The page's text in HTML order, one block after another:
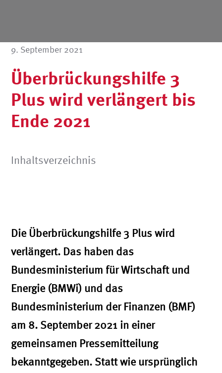
9. September 2021
Überbrückungshilfe 3
Plus wird verlängert bis
Ende 2021
Inhaltsverzeichnis
Die Überbrückungshilfe 3 Plus wird
verlängert. Das haben das
Bundesministerium für Wirtschaft und
Energie (BMWi) und das
Bundesministerium der Finanzen (BMF)
am 8. September 2021 in einer
gemeinsamen Pressemitteilung
bekanntgegeben. Statt wie ursprünglich